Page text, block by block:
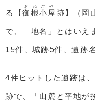
る【御根小屋
おねごや
跡】（岡
で、「地名」とはいえ
19件、城跡5件、遺跡
4件ヒットした遺跡は
跡で、「山麓と平地が